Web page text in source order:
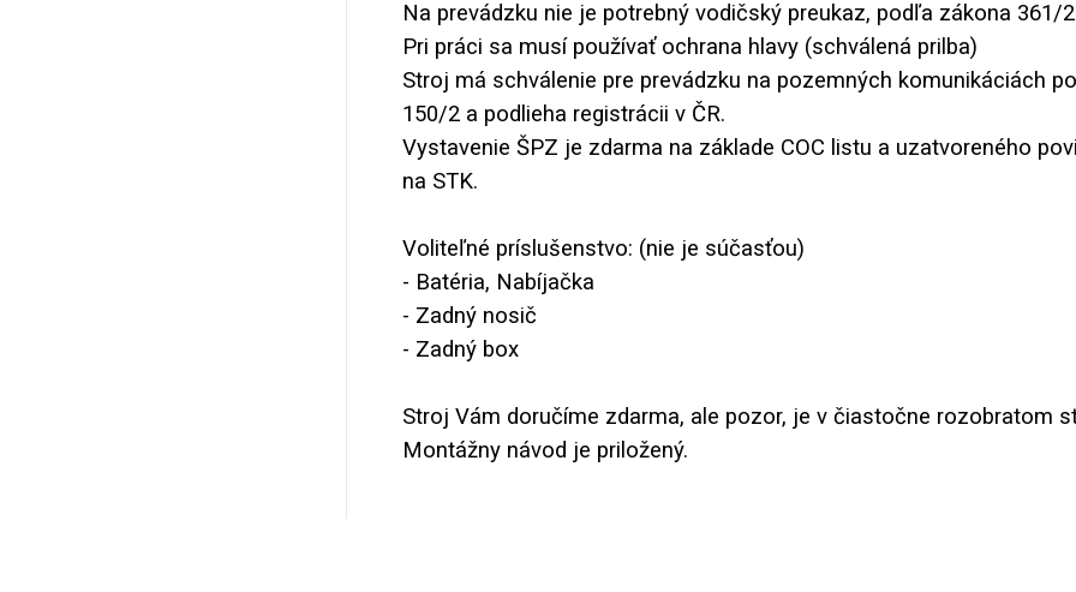
Na prevádzku nie je potrebný vodičský preukaz, podľa zákona 361/
Pri práci sa musí používať ochrana hlavy (schválená prilba)
Stroj má schválenie pre prevádzku na pozemných komunikáciách
150/2 a podlieha registrácii v ČR.
Vystavenie ŠPZ je zdarma na základe COC listu a uzatvoreného
na STK.
Voliteľné príslušenstvo: (nie je súčasťou)
- Batéria, Nabíjačka
- Zadný nosič
- Zadný box
Stroj Vám doručíme zdarma, ale pozor, je v čiastočne rozobratom
Montážny návod je priložený.